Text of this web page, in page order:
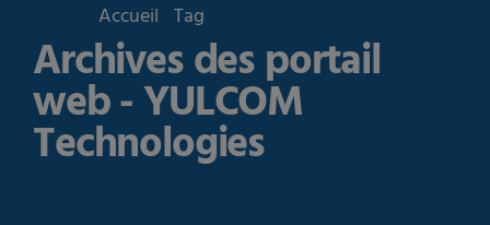
Accueil Tag
Archives des portail
web - YULCOM
Technologies